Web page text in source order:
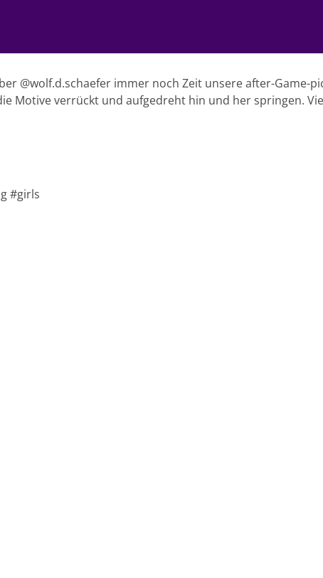
@wolf.d.schaefer immer noch Zeit unsere after-Game-
Motive verrückt und aufgedreht hin und her springen.
#girls